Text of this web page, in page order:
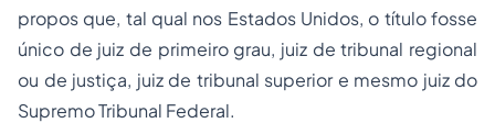
propos que, tal qual nos Estados Unidos, o título fosse
único de juiz de primeiro grau, juiz de tribunal regional
ou de justiça, juiz de tribunal superior e mesmo juiz do
Supremo Tribunal Federal.